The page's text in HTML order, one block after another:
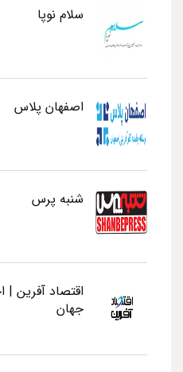
سلام نوپا
اصفهان پلاس
شنبه پرس
اقتصاد آفرین |
جهان